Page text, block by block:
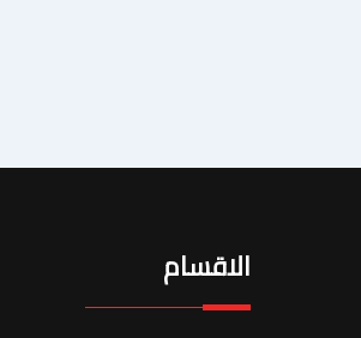
الاقسام